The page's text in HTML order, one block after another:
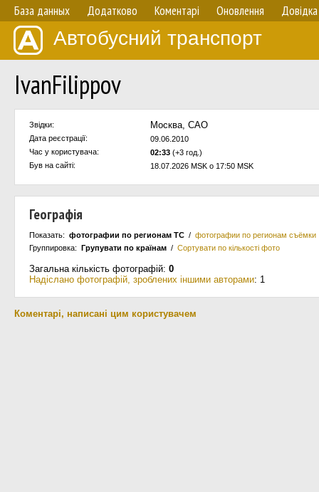
База данных Додатково Коментарі Оновлення Довідка
Автобусний транспорт
IvanFilippov
Звідки: Москва, САО
Дата реєстрації:
09.06.2010
Час у користувача:
02:33 (+3 год.)
Був на сайті:
18.07.2026 MSK о 17:50 MSK
Географія
Показать: фотографии по регионам ТС / фотографии по регионам съёмки
Группировка: Групувати по країнам / Сортувати по кількості фото
Загальна кількість фотографій: 0
Надіслано фотографій, зроблених іншими авторами: 1
Коментарі, написані цим користувачем